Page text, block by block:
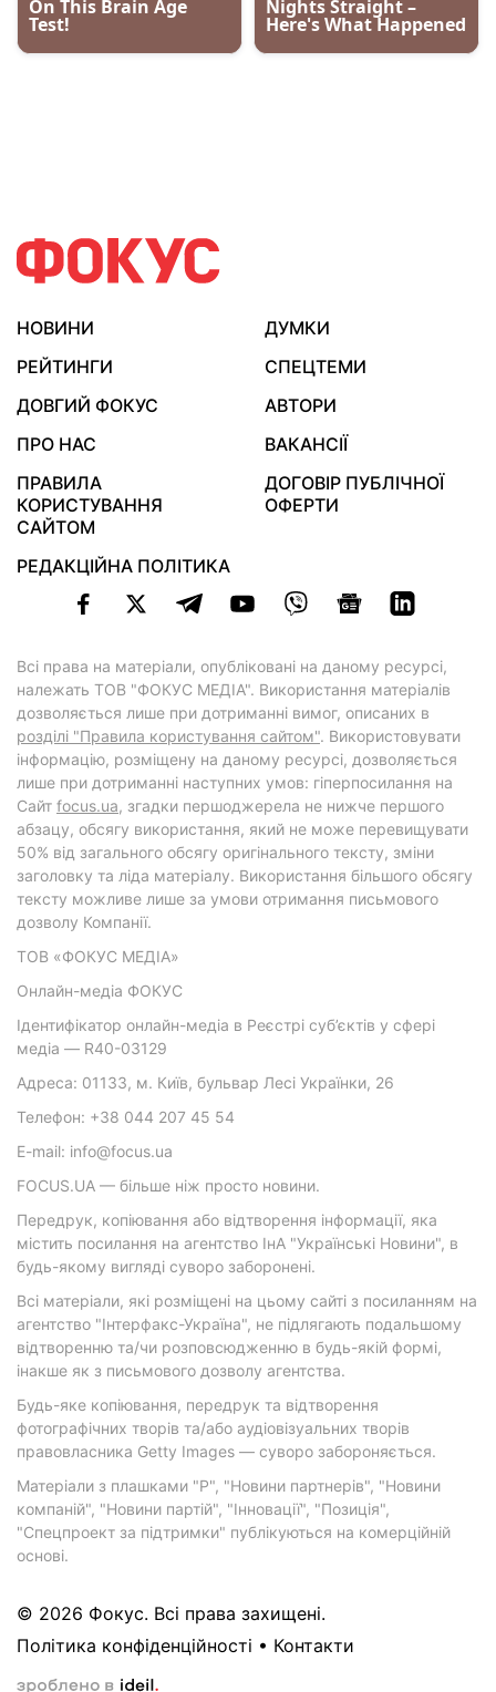
НОВИНИ
ДУМКИ
РЕЙТИНГИ
СПЕЦТЕМИ
ДОВГИЙ ФОКУС
АВТОРИ
ПРО НАС
ВАКАНСІЇ
ПРАВИЛА
КОРИСТУВАННЯ
САЙТОМ
ДОГОВІР ПУБЛІЧНОЇ
ОФЕРТИ
РЕДАКЦІЙНА ПОЛІТИКА
Всі права на матеріали, опубліковані на даному ресурсі,
належать ТОВ "ФОКУС МЕДІА". Використання матеріалів
дозволяється лише при дотриманні вимог, описаних в
розділі "Правила користування сайтом". Використовувати
інформацію, розміщену на даному ресурсі, дозволяється
лише при дотриманні наступних умов: гіперпосилання на
Cайт focus.ua, згадки першоджерела не нижче першого
абзацу, обсягу використання, який не може перевищувати
50% від загального обсягу оригінального тексту, зміни
заголовку та ліда матеріалу. Використання більшого обсягу
тексту можливе лише за умови отримання письмового
дозволу Компанії.
ТОВ «ФОКУС МЕДІА»
Онлайн-медіа ФОКУС
Ідентифікатор онлайн-медіа в Реєстрі суб’єктів у сфері
медіа — R40-03129
Адреса: 01133, м. Київ, бульвар Лесі Українки, 26
Телефон: +38 044 207 45 54
E-mail: info@focus.ua
FOCUS.UA — більше ніж просто новини.
Передрук, копіювання або відтворення інформації, яка
містить посилання на агентство ІнА "Українські Новини", в
будь-якому вигляді суворо заборонені.
Всі матеріали, які розміщені на цьому сайті з посиланням на
агентство "Інтерфакс-Україна", не підлягають подальшому
відтворенню та/чи розповсюдженню в будь-якій формі,
інакше як з письмового дозволу агентства.
Будь-яке копіювання, передрук та відтворення
фотографічних творів та/або аудіовізуальних творів
правовласника Getty Images — суворо забороняється.
Матеріали з плашками "Р", "Новини партнерів", "Новини
компаній", "Новини партій", "Інновації", "Позиція",
"Спецпроект за підтримки" публікуються на комерційній
основі.
© 2026 Фокус. Всі права захищені.
Політика конфіденційності • Контакти